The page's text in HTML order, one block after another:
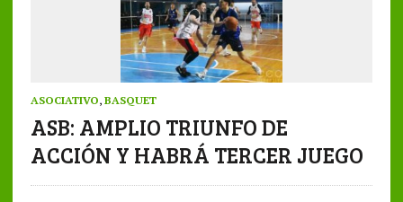
ASOCIATIVO, BASQUET
ASB: AMPLIO TRIUNFO DE
ACCIÓN Y HABRÁ TERCER JUEGO